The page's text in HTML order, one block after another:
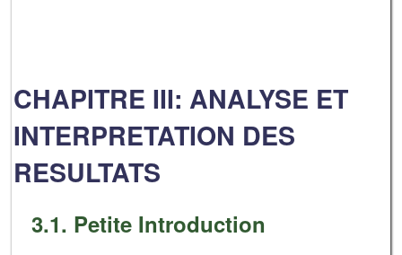
CHAPITRE III: ANALYSE ET
INTERPRETATION DES
RESULTATS
3.1. Petite Introduction